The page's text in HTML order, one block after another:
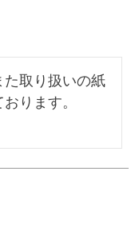
た取り扱いの紙
ります。